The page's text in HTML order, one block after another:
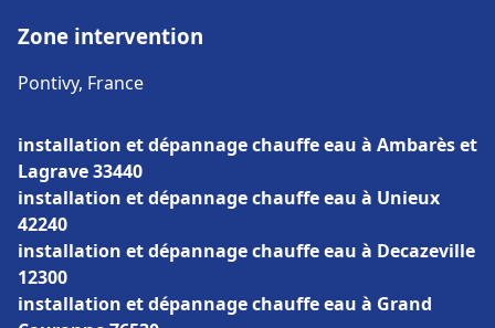
Zone intervention
Pontivy, France
installation et dépannage chauffe eau à Ambarès et
Lagrave 33440
installation et dépannage chauffe eau à Unieux
42240
installation et dépannage chauffe eau à Decazeville
12300
installation et dépannage chauffe eau à Grand